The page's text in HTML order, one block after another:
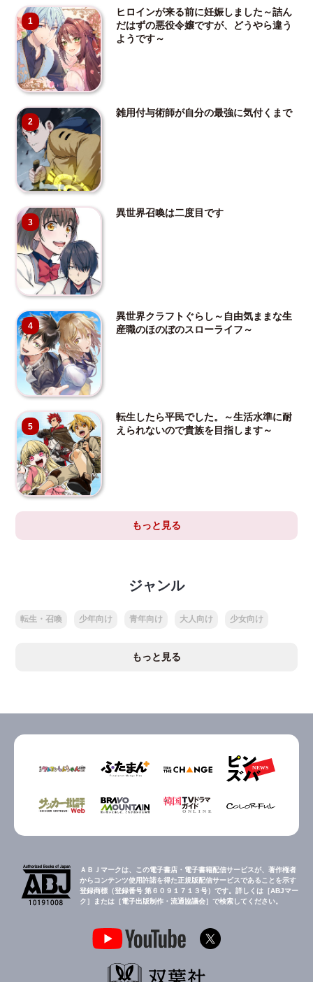
1
ヒロインが来る前に妊娠しました～詰ん
だはずの悪役令嬢ですが、どうやら違う
ようです～
2
雑用付与術師が自分の最強に気付くまで
3
異世界召喚は二度目です
4
異世界クラフトぐらし～自由気ままな生
産職のほのぼのスローライフ～
5
転生したら平民でした。～生活水準に耐
えられないので貴族を目指します～
もっと見る
ジャンル
転生・召喚 少年向け 青年向け 大人向け 少女向け
もっと見る
ＡＢＪマークは、この電子書店・電子書籍配信サービスが、著作権者
からコンテンツ使用許諾を得た正規版配信サービスであることを示す
登録商標（登録番号 第６０９１７１３号）です。詳しくは［ABJマー
ク］または［電子出版制作・流通協議会］で検索してください。